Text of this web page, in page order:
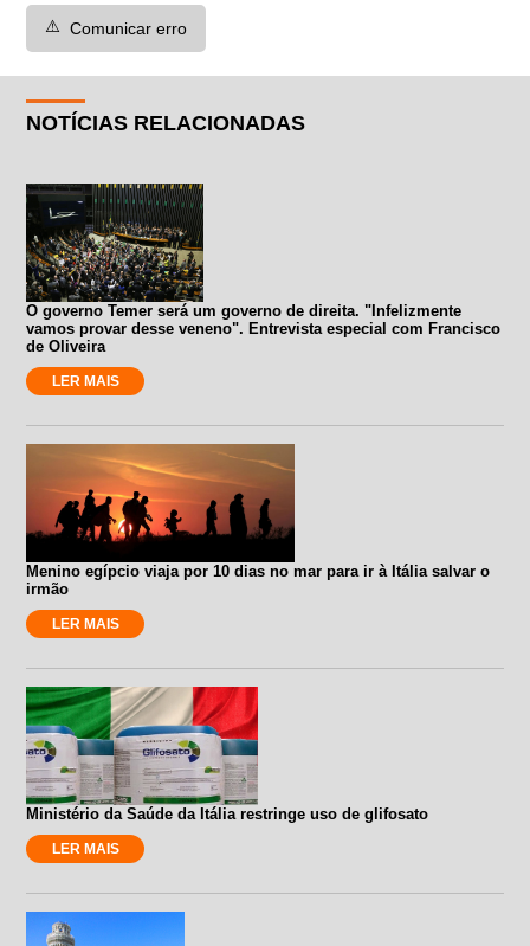
⚠️ Comunicar erro
NOTÍCIAS RELACIONADAS
O governo Temer será um governo de direita. "Infelizmente
vamos provar desse veneno". Entrevista especial com Francisco
de Oliveira
LER MAIS
Menino egípcio viaja por 10 dias no mar para ir à Itália salvar o
irmão
LER MAIS
Ministério da Saúde da Itália restringe uso de glifosato
LER MAIS